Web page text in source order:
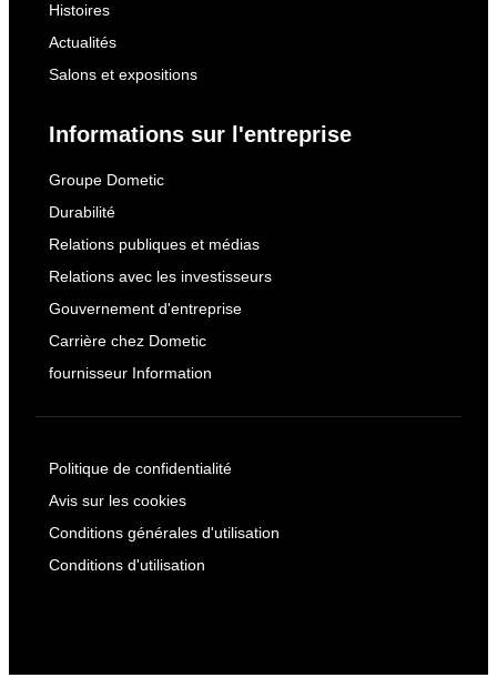
Histoires
Actualités
Salons et expositions
Informations sur l'entreprise
Groupe Dometic
Durabilité
Relations publiques et médias
Relations avec les investisseurs
Gouvernement d'entreprise
Carrière chez Dometic
fournisseur Information
Politique de confidentialité
Avis sur les cookies
Conditions générales d'utilisation
Conditions d'utilisation